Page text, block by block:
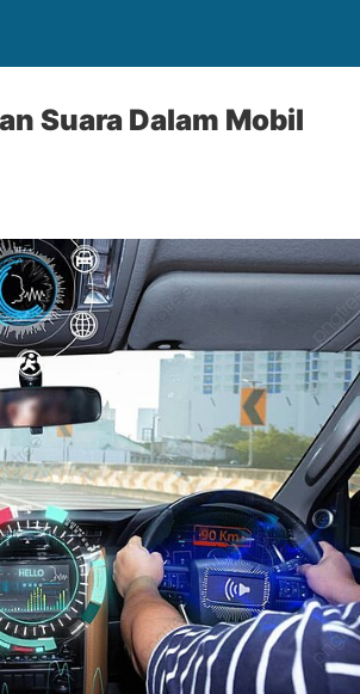
Suara Dalam Mobil